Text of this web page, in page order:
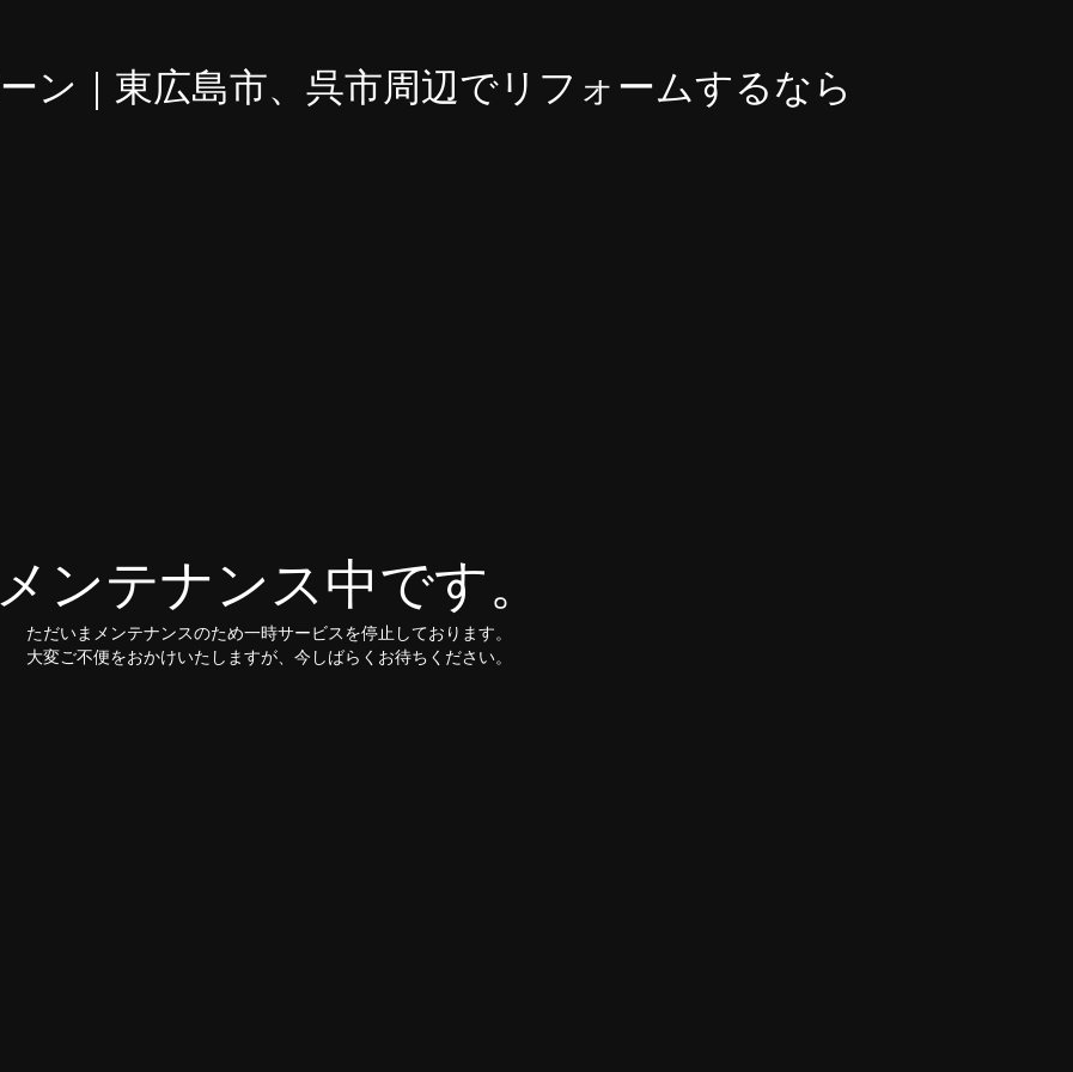
ン｜東広島市、呉市周辺でリフォームするなら
メンテナンス中です。
ただいまメンテナンスのため一時サービスを停止しております。
大変ご不便をおかけいたしますが、今しばらくお待ちください。